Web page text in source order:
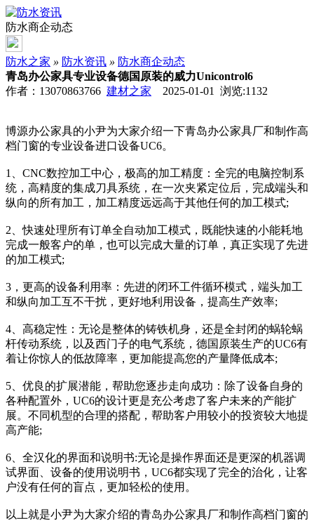
防水商企动态
防水之家 » 防水资讯 » 防水商企动态
青岛办公家具专业设备德国原装的威力Unicontrol6
作者：13070863766 建材之家 2025-01-01 浏览:1132
博源办公家具的小尹为大家介绍一下青岛办公家具厂和制作高
档门窗的专业设备进口设备UC6。
1、CNC数控加工中心，极高的加工精度：全完的电脑控制系
统，高精度的集成刀具系统，在一次夹紧定位后，完成端头和
纵向的所有加工，加工精度远远高于其他任何的加工模式;
2、快速处理所有订单全自动加工模式，既能快速的小能耗地
完成一般客户的单，也可以完成大量的订单，真正实现了先进
的加工模式;
3，更高的设备利用率：先进的闭环工件循环模式，端头加工
和纵向加工互不干扰，更好地利用设备，提高生产效率;
4、高稳定性：无论是整体的铸铁机身，还是全封闭的蜗轮蜗
杆传动系统，以及西门子的电气系统，德国原装生产的UC6有
着让你惊人的低故障率，更加能提高您的产量降低成本;
5、优良的扩展潜能，帮助您逐步走向成功：除了设备自身的
各种配置外，UC6的设计更是充公考虑了客户未来的产能扩
展。不同机型的合理的搭配，帮助客户用较小的投资较大地提
高产能;
6、全汉化的界面和说明书:无论是操作界面还是更深的机器调
试界面、设备的使用说明书，UC6都实现了完全的治化，让客
户没有任何的盲点，更加轻松的使用。
以上就是小尹为大家介绍的青岛办公家具厂和制作高档门窗的